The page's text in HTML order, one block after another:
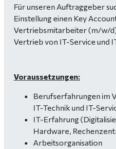
Für unseren Auftraggeber
Einstellung einen Key
Vertriebsmitarbeiter (m/w/
Vertrieb von IT-Service und
Voraussetzungen:
Berufserfahrungen im
IT-Technik und IT-
IT-Erfahrung
Hardware,
Arbeitsorganisation